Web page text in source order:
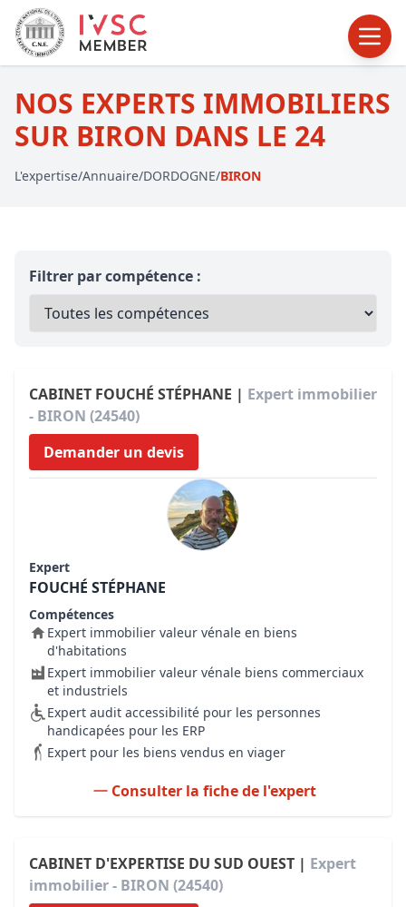
NOS EXPERTS IMMOBILIERS
SUR BIRON DANS LE 24
L'expertise/Annuaire/DORDOGNE/BIRON
Filtrer par compétence :
CABINET FOUCHÉ STÉPHANE | Expert immobilier
- BIRON (24540)
Demander un devis
Expert
FOUCHÉ STÉPHANE
Compétences
Expert immobilier valeur vénale en biens
d'habitations
Expert immobilier valeur vénale biens commerciaux
et industriels
Expert audit accessibilité pour les personnes
handicapées pour les ERP
Expert pour les biens vendus en viager
Consulter la fiche de l'expert
CABINET D'EXPERTISE DU SUD OUEST | Expert
immobilier - BIRON (24540)